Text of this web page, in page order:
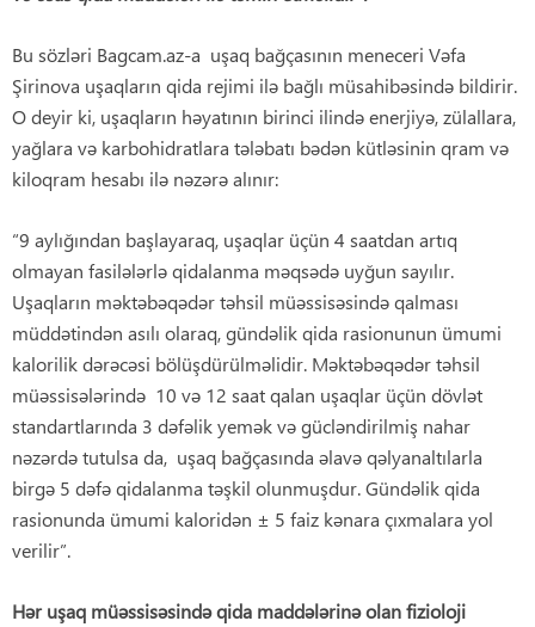
Bu sözləri Bagcam.az-a uşaq bağçasının meneceri Vəfa
Şirinova uşaqların qida rejimi ilə bağlı müsahibəsində bildirir.
O deyir ki, uşaqların həyatının birinci ilində enerjiyə, zülallara,
yağlara və karbohidratlara tələbatı bədən kütləsinin qram və
kiloqram hesabı ilə nəzərə alınır:
“9 aylığından başlayaraq, uşaqlar üçün 4 saatdan artıq
olmayan fasilələrlə qidalanma məqsədə uyğun sayılır.
Uşaqların məktəbəqədər təhsil müəssisəsində qalması
müddətindən asılı olaraq, gündəlik qida rasionunun ümumi
kalorilik dərəcəsi bölüşdürülməlidir. Məktəbəqədər təhsil
müəssisələrində 10 və 12 saat qalan uşaqlar üçün dövlət
standartlarında 3 dəfəlik yemək və gücləndirilmiş nahar
nəzərdə tutulsa da, uşaq bağçasında əlavə qəlyanaltılarla
birgə 5 dəfə qidalanma təşkil olunmuşdur. Gündəlik qida
rasionunda ümumi kaloridən ± 5 faiz kənara çıxmalara yol
verilir”.
Hər uşaq müəssisəsində qida maddələrinəolan fizioloji